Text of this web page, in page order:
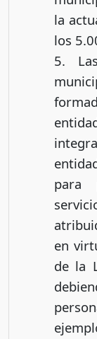
la
los
5.
para
en
de la